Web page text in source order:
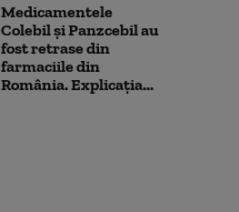
Medicamentele
Colebil și Panzcebil au
fost retrase din
farmaciile din
România. Explicația...